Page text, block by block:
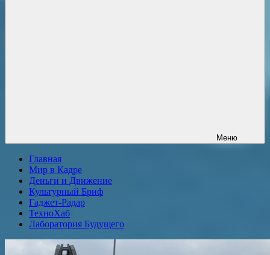
Меню
Главная
Мир в Кадре
Деньги и Движение
Культурный Бриф
Гаджет-Радар
ТехноХаб
Лаборатория Будущего